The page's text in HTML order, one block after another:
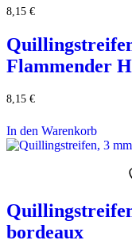
8,15 €
Flammender
8,15 €
In den Warenkorb
bordeaux